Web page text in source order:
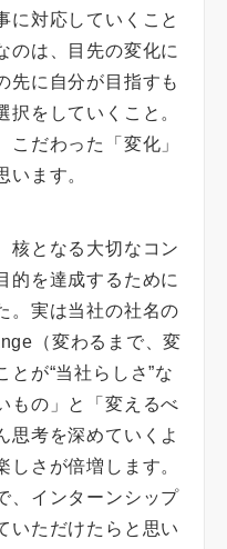
に対応していくこと
のは、目先の変化に
先に自分が目指すも
択をしていくこと。
こだわった「変化」
います。
核となる大切なコン
的を達成するために
。実は当社の社名の
（変わるまで、変
とが“当社らしさ”な
もの」と「変えるべ
思考を深めていくよ
しさが倍増します。
、インターンシップ
いただけたらと思い